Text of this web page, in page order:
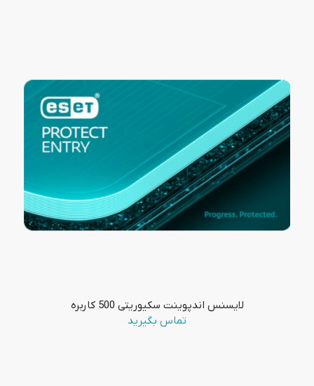
لایسنس اندپوینت سکیوریتی 500 کاربره
تماس بگیرید